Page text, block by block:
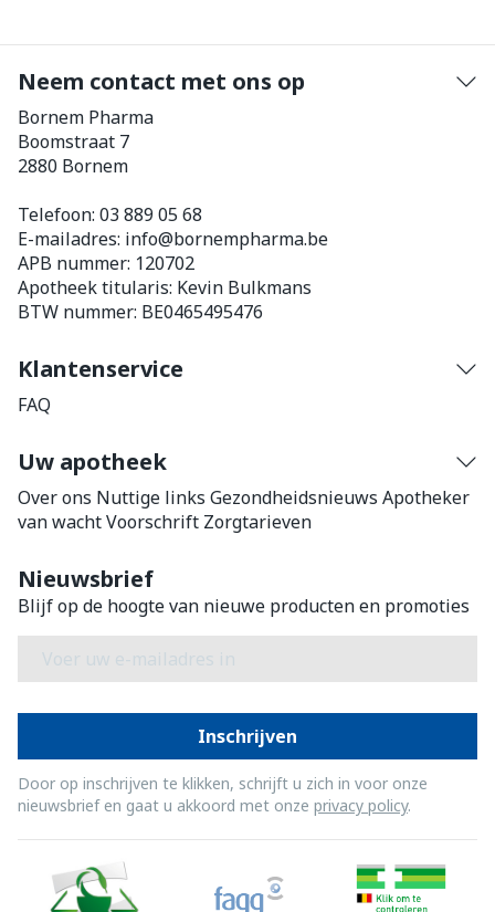
Neem contact met ons op
Bornem Pharma
Boomstraat 7
2880 Bornem
Telefoon: 03 889 05 68
E-mailadres: info@bornempharma.be
APB nummer: 120702
Apotheek titularis: Kevin Bulkmans
BTW nummer: BE0465495476
Klantenservice
FAQ
Uw apotheek
Over ons Nuttige links Gezondheidsnieuws Apotheker
van wachtVoorschrift Zorgtarieven
Nieuwsbrief
Blijf op de hoogte van nieuwe producten en promoties
Inschrijven
Door op inschrijven te klikken, schrijft u zich in voor onze
nieuwsbrief en gaat u akkoord met onze privacy policy.